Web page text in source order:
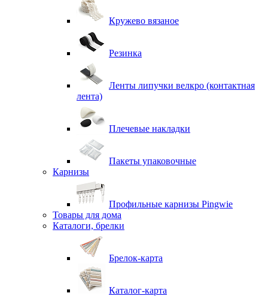
Кружево вязаное
Резинка
Ленты липучки велкро (контактная
лента)
Плечевые накладки
Пакеты упаковочные
Карнизы
Профильные карнизы Pingwie
Товары для дома
Каталоги, брелки
Брелок-карта
Каталог-карта